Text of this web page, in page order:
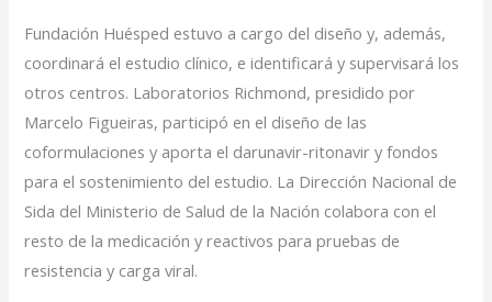
Fundación Huésped estuvo a cargo del diseño y, además,
coordinará el estudio clínico, e identificará y supervisará los
otros centros. Laboratorios Richmond, presidido por
Marcelo Figueiras, participó en el diseño de las
coformulaciones y aporta el darunavir-ritonavir y fondos
para el sostenimiento del estudio. La Dirección Nacional de
Sida del Ministerio de Salud de la Nación colabora con el
resto de la medicación y reactivos para pruebas de
resistencia y carga viral.